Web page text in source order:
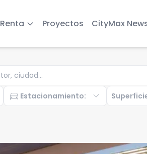
Renta Proyectos CityMax
directions_car Estacionamiento: expand_more